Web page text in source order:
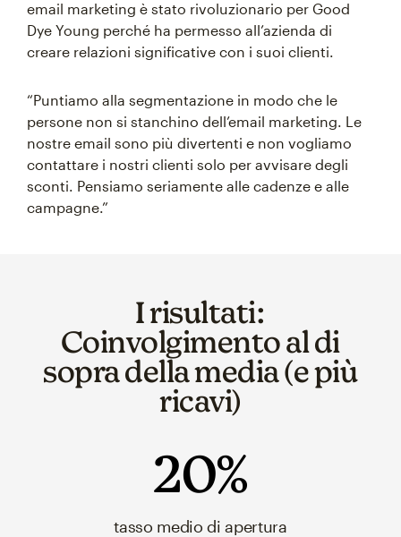
email marketing è stato rivoluzionario per Good
Dye Young perché ha permesso all’azienda di
creare relazioni significative con i suoi clienti.
“Puntiamo alla segmentazione in modo che le
persone non si stanchino dell’email marketing. Le
nostre email sono più divertenti e non vogliamo
contattare i nostri clienti solo per avvisare degli
sconti. Pensiamo seriamente alle cadenze e alle
campagne.”
I risultati:
Coinvolgimento al di
sopra della media (e più
ricavi)
20%
tasso medio di apertura